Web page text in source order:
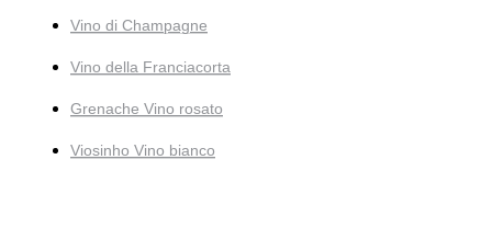
Vino di Champagne
Vino della Franciacorta
Grenache Vino rosato
Viosinho Vino bianco